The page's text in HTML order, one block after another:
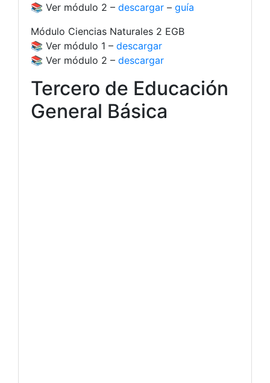
📚 Ver módulo 2 – descargar – guía
Módulo Ciencias Naturales 2 EGB
📚 Ver módulo 1 – descargar
📚 Ver módulo 2 – descargar
Tercero de Educación
General Básica